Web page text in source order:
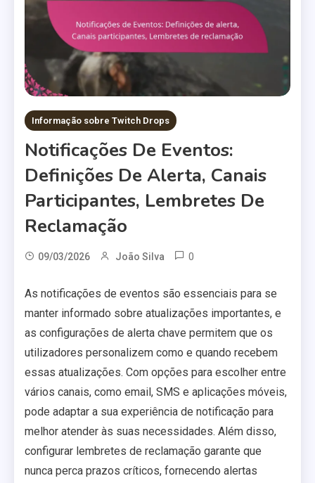
Informação sobre Twitch Drops
Notificações De Eventos:
Definições De Alerta, Canais
Participantes, Lembretes De
Reclamação
09/03/2026 João Silva 0
As notificações de eventos são essenciais para se
manter informado sobre atualizações importantes, e
as configurações de alerta chave permitem que os
utilizadores personalizem como e quando recebem
essas atualizações. Com opções para escolher entre
vários canais, como email, SMS e aplicações móveis,
pode adaptar a sua experiência de notificação para
melhor atender às suas necessidades. Além disso,
configurar lembretes de reclamação garante que
nunca perca prazos críticos, fornecendo alertas